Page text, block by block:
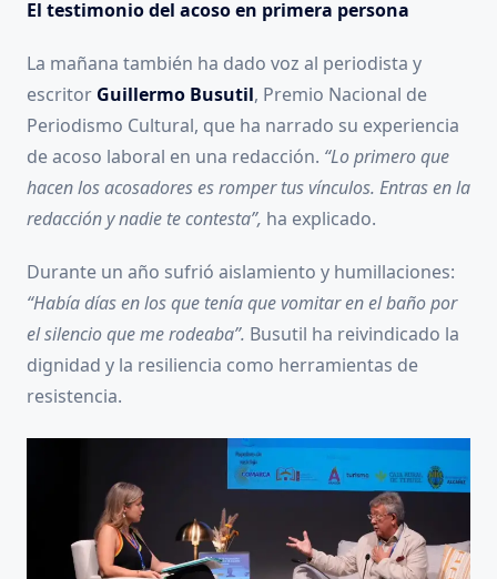
El testimonio del acoso en primera persona
La mañana también ha dado voz al periodista y
escritor Guillermo Busutil, Premio Nacional de
Periodismo Cultural, que ha narrado su experiencia
de acoso laboral en una redacción. “Lo primero que
hacen los acosadores es romper tus vínculos. Entras en la
redacción y nadie te contesta”, ha explicado.
Durante un año sufrió aislamiento y humillaciones:
“Había días en los que tenía que vomitar en el baño por
el silencio que me rodeaba”. Busutil ha reivindicado la
dignidad y la resiliencia como herramientas de
resistencia.